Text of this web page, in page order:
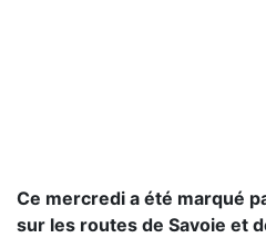
Ce mercredi a été marqué
sur les routes de Savoie et